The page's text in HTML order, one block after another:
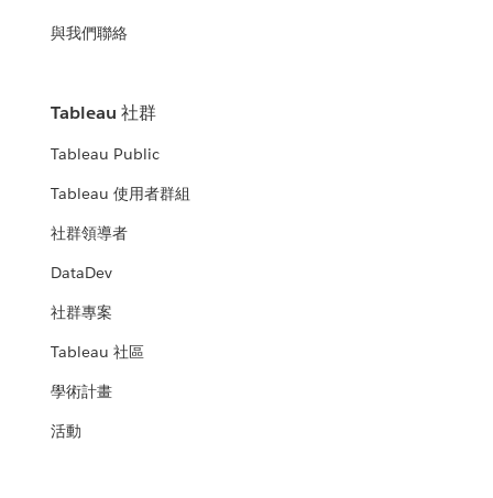
與我們聯絡
Tableau 社群
Tableau Public
Tableau 使用者群組
社群領導者
DataDev
社群專案
Tableau 社區
學術計畫
活動